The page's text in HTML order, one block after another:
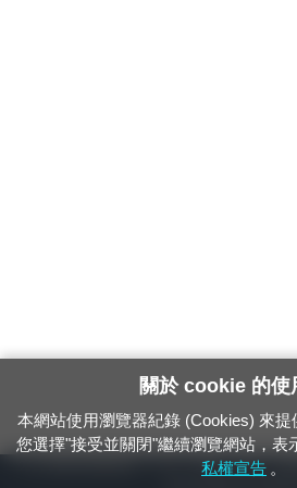
24小時緊急通報電話：1933（市話、手機，僅
關於 cookie 的使
本網站使用瀏覽器紀錄 (Cookies) 來
您選擇"接受並關閉"繼續瀏覽網站，表
私權宣告 。